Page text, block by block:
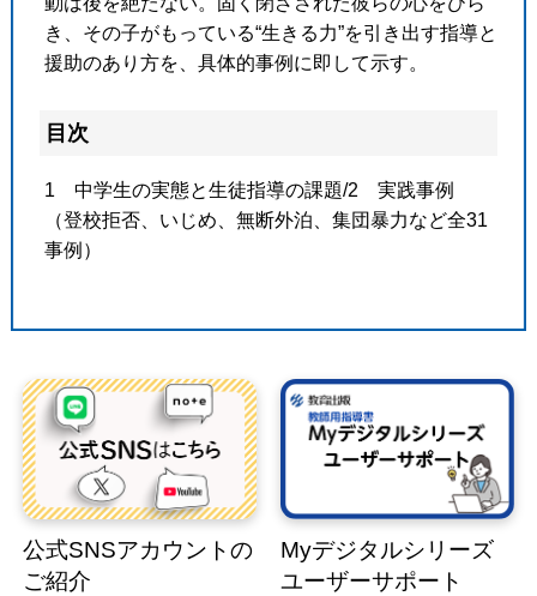
き、その子がもっている“生きる力”を引き出す指導と
援助のあり方を、具体的事例に即して示す。
目次
1 中学生の実態と生徒指導の課題/2 実践事例
（登校拒否、いじめ、無断外泊、集団暴力など全31
事例）
公式SNSアカウントの
ご紹介
Myデジタルシリーズ
ユーザーサポート